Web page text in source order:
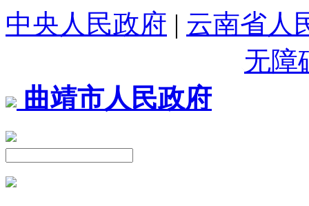
中央人民政府 | 云南省人
无障
曲靖市人民政府